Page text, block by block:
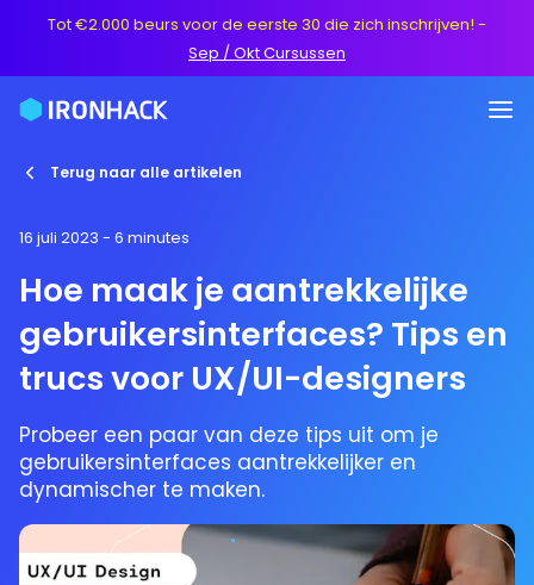
Tot €2.000 beurs voor de eerste 30 die zich inschrijven! -
Sep / Okt Cursussen
Terug naar alle artikelen
16 juli 2023 - 6 minutes
Hoe maak je aantrekkelijke
gebruikersinterfaces? Tips en
trucs voor UX/UI-designers
Probeer een paar van deze tips uit om je
gebruikersinterfaces aantrekkelijker en
dynamischer te maken.